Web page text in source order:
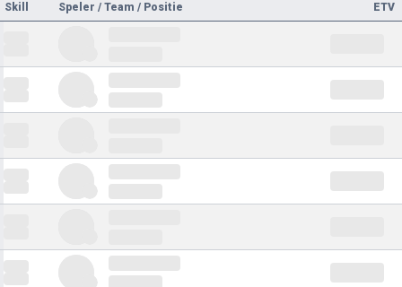
Skill
Speler / Team / Positie ETV